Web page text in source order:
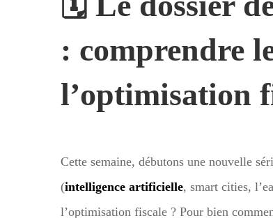
: comprendre
l’optimisation
Cette semaine, débutons une nouvelle
(intelligence artificielle, smart cities,
l’optimisation fiscale ? Pour bien